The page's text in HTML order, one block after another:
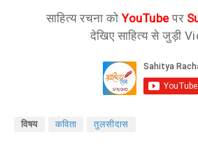
साहित्य रचना कोYouTubeपर
देखिए साहित्य से जुड़ी
विषय कविता तुलसीदास